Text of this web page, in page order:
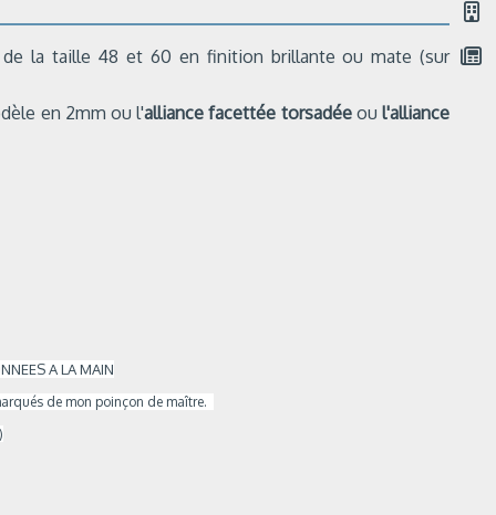
la taille 48 et 60 en finition brillante ou mate (sur
en 2mm oul'alliance facettée torsadéeoul'alliance
A LA MAIN
de mon poinçon de maître.